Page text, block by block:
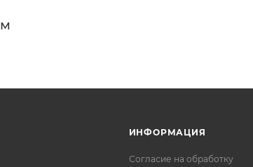
ИНФОРМАЦИЯ
Согласие на обработку